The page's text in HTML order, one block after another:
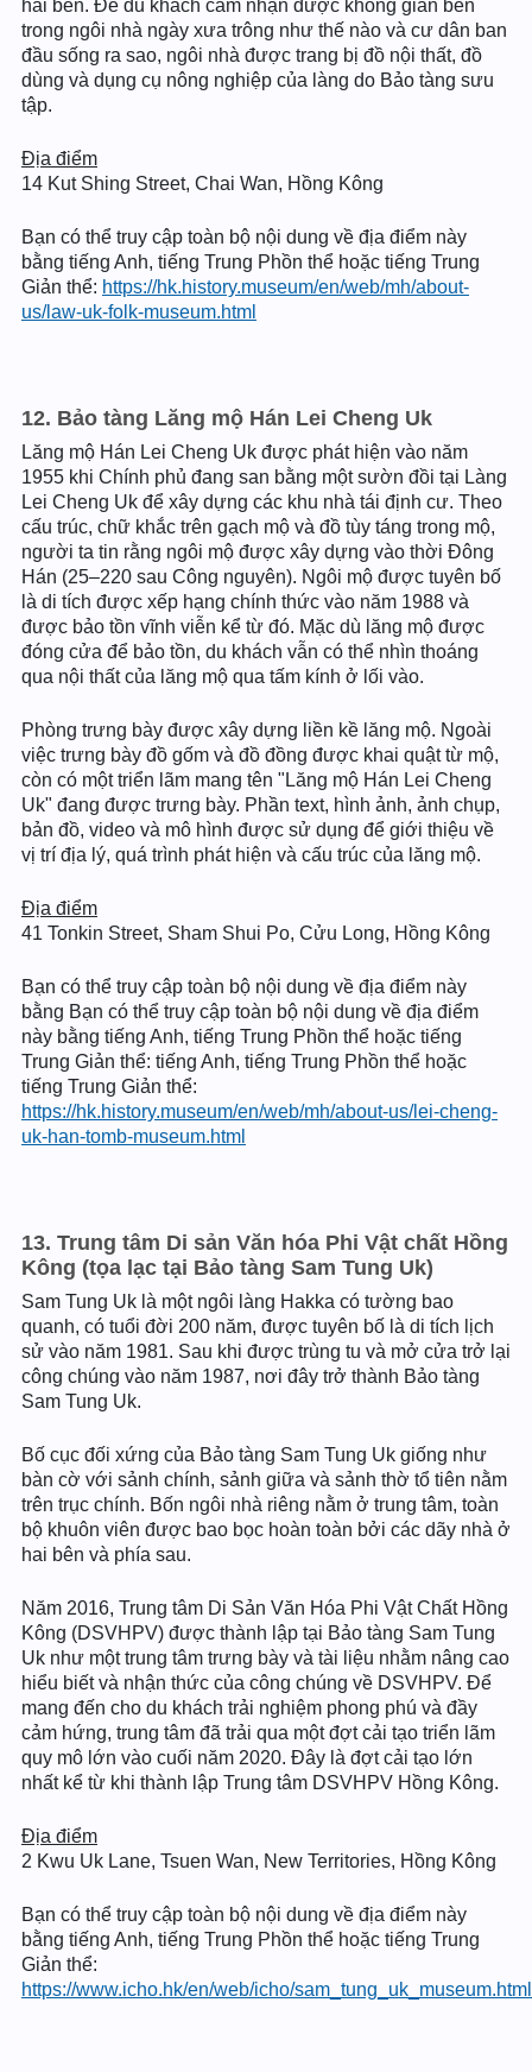
hai bên. Để du khách cảm nhận được không gian bên
trong ngôi nhà ngày xưa trông như thế nào và cư dân ban
đầu sống ra sao, ngôi nhà được trang bị đồ nội thất, đồ
dùng và dụng cụ nông nghiệp của làng do Bảo tàng sưu
tập.
Địa điểm
14 Kut Shing Street, Chai Wan, Hồng Kông
Bạn có thể truy cập toàn bộ nội dung về địa điểm này
bằng tiếng Anh, tiếng Trung Phồn thể hoặc tiếng Trung
Giản thể: https://hk.history.museum/en/web/mh/about-
us/law-uk-folk-museum.html
12. Bảo tàng Lăng mộ Hán Lei Cheng Uk
Lăng mộ Hán Lei Cheng Uk được phát hiện vào năm
1955 khi Chính phủ đang san bằng một sườn đồi tại Làng
Lei Cheng Uk để xây dựng các khu nhà tái định cư. Theo
cấu trúc, chữ khắc trên gạch mộ và đồ tùy táng trong mộ,
người ta tin rằng ngôi mộ được xây dựng vào thời Đông
Hán (25–220 sau Công nguyên). Ngôi mộ được tuyên bố
là di tích được xếp hạng chính thức vào năm 1988 và
được bảo tồn vĩnh viễn kể từ đó. Mặc dù lăng mộ được
đóng cửa để bảo tồn, du khách vẫn có thể nhìn thoáng
qua nội thất của lăng mộ qua tấm kính ở lối vào.
Phòng trưng bày được xây dựng liền kề lăng mộ. Ngoài
việc trưng bày đồ gốm và đồ đồng được khai quật từ mộ,
còn có một triển lãm mang tên "Lăng mộ Hán Lei Cheng
Uk" đang được trưng bày. Phần text, hình ảnh, ảnh chụp,
bản đồ, video và mô hình được sử dụng để giới thiệu về
vị trí địa lý, quá trình phát hiện và cấu trúc của lăng mộ.
Địa điểm
41 Tonkin Street, Sham Shui Po, Cửu Long, Hồng Kông
Bạn có thể truy cập toàn bộ nội dung về địa điểm này
bằng Bạn có thể truy cập toàn bộ nội dung về địa điểm
này bằng tiếng Anh, tiếng Trung Phồn thể hoặc tiếng
Trung Giản thể: tiếng Anh, tiếng Trung Phồn thể hoặc
tiếng Trung Giản thể:
https://hk.history.museum/en/web/mh/about-us/lei-cheng-
uk-han-tomb-museum.html
13. Trung tâm Di sản Văn hóa Phi Vật chất Hồng
Kông (tọa lạc tại Bảo tàng Sam Tung Uk)
Sam Tung Uk là một ngôi làng Hakka có tường bao
quanh, có tuổi đời 200 năm, được tuyên bố là di tích lịch
sử vào năm 1981. Sau khi được trùng tu và mở cửa trở lại
công chúng vào năm 1987, nơi đây trở thành Bảo tàng
Sam Tung Uk.
Bố cục đối xứng của Bảo tàng Sam Tung Uk giống như
bàn cờ với sảnh chính, sảnh giữa và sảnh thờ tổ tiên nằm
trên trục chính. Bốn ngôi nhà riêng nằm ở trung tâm, toàn
bộ khuôn viên được bao bọc hoàn toàn bởi các dãy nhà ở
hai bên và phía sau.
Năm 2016, Trung tâm Di Sản Văn Hóa Phi Vật Chất Hồng
Kông (DSVHPV) được thành lập tại Bảo tàng Sam Tung
Uk như một trung tâm trưng bày và tài liệu nhằm nâng cao
hiểu biết và nhận thức của công chúng về DSVHPV. Để
mang đến cho du khách trải nghiệm phong phú và đầy
cảm hứng, trung tâm đã trải qua một đợt cải tạo triển lãm
quy mô lớn vào cuối năm 2020. Đây là đợt cải tạo lớn
nhất kể từ khi thành lập Trung tâm DSVHPV Hồng Kông.
Địa điểm
2 Kwu Uk Lane, Tsuen Wan, New Territories, Hồng Kông
Bạn có thể truy cập toàn bộ nội dung về địa điểm này
bằng tiếng Anh, tiếng Trung Phồn thể hoặc tiếng Trung
Giản thể:
https://www.icho.hk/en/web/icho/sam_tung_uk_museum.html